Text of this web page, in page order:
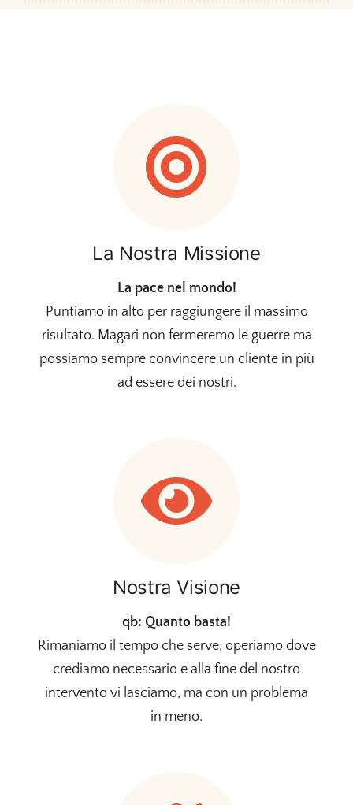
La Nostra Missione
La pace nel mondo!
Puntiamo in alto per raggiungere il massimo
risultato. Magari non fermeremo le guerre ma
possiamo sempre convincere un cliente in più
ad essere dei nostri.
Nostra Visione
qb: Quanto basta!
Rimaniamo il tempo che serve, operiamo dove
crediamo necessario e alla fine del nostro
intervento vi lasciamo, ma con un problema
in meno.